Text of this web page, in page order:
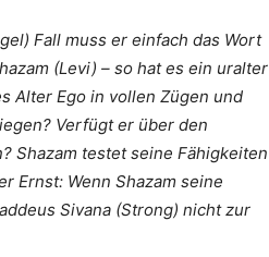
Fall muss er einfach das Wort
(Levi) – so hat es ein uralter
Alter Ego in vollen Zügen und
Verfügt er über den
Shazam testet seine Fähigkeiten
Ernst: Wenn Shazam seine
Sivana (Strong) nicht zur